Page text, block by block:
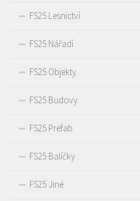
FS25 Lesnictví
FS25 Nářadí
FS25 Objekty
FS25 Budovy
FS25 Prefab
FS25 Balíčky
FS25 Jiné